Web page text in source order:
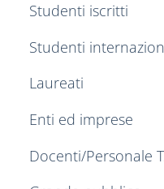
Studenti iscritti
Studenti
Laureati
Enti ed imprese
Docenti/Personale